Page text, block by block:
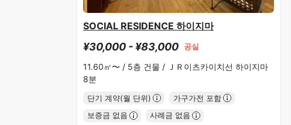
SOCIAL RESIDENCE 하이지마
¥30,000 - ¥83,000 공실
11.60㎡〜 / 5층 건물 /
ＪＲ이츠카이치선 하이지마
8분
단기 계약(월 단위)
가구가전 포함
보증금 없음
사례금 없음